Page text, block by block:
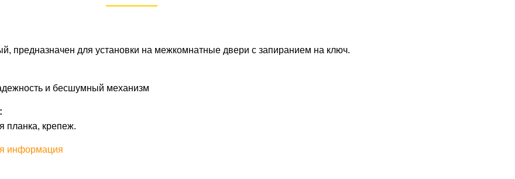
предназначен для установки на межкомнатные двери с запиранием на ключ.
и бесшумный механизм
планка, крепеж.
информация